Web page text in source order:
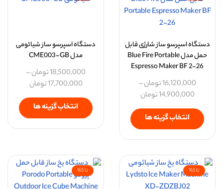
دستگاه اسپرسو ساز شارژی قابل
حمل مدل Blue Fire Portable
Espresso Maker BF 2-26
16,120,000تومان–
14,900,000تومان
انتخاب گزینه ها
دستگاه اسپرسو ساز شیائومی
مدل CME003-GB
18,500,000تومان–
17,700,000تومان
انتخاب گزینه ها
تا 5% تا 5%